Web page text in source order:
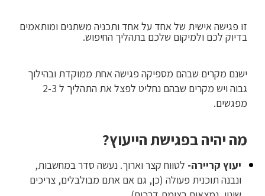
זו פגישה אישית של אחד על אחד ותכניה משתנים ומותאמים
בדיוק לכם ולמיקום שלכם בתהליך החיפוש.
ישנם מקרים שבהם מספיקה פגישה אחת ממוקדת ובהילוך
גבוה ויש מקרים שבהם נחליט לפצל את התהליך ל 2-3
מפגשים.
מה יהיה בפגישת הייעוץ?
יעוץ קריירה- לטווח קצר וארוך. נעשה סדר במחשבות,
ונבנה תוכנית פעולה (כן, גם אם אתם מבולבלים, צריכים